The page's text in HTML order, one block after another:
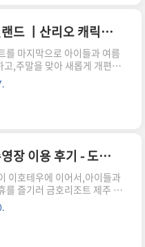
타페(MX5) 트렁크 매트(색상:
비 포함 총 91,000원에 구입
매트 설치가 처음이다 보니 다
떤지 잘 모르겠만,설치해 놓고
만족 스러웠습니다. 트렁크 도
성을 느끼지 못해서 구입 하지
아이들의 천국 헬로키티 아일랜드 ㅣ산리오 캐릭터 모음전
를 마지막으로 아이들과 여름
,주말을 맞아 새롭게 개편한
찾았습니다. 지나가면서 리
건 알았지만,아이들이 한번 가
가기를 망설였던 곳 중에 하나
단순히 헬로키티 역사 박물관
터에 빠져 있고,첫째의 모든 학
였기에 모두 이견이 없어서
습니다. 생각보다 가격도 비싼
들과 주말 나들이를 계획 중이
보기를 추천 드립니다. 아시
아이들과의 협상을 위해서 사전
하고 가시기를 바랍니다...
금호리조트 제주 아쿠아나 수영장 이용 후기 - 도민할인
이호테우에 이어서,아이들과
를 즐기러 금호리조트 제주 수
문 했습니다. 결론적으로 얘기
에는 신라스테이 보다는 훨씬
신라스테이 보다 탈의실도
있어서,와이프가 너무나도